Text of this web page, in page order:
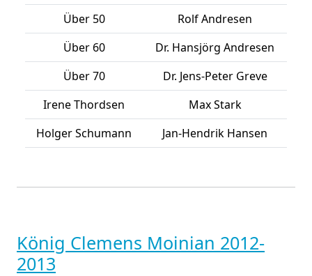
Über 50
Rolf Andresen
Über 60
Dr. Hansjörg Andresen
Über 70
Dr. Jens-Peter Greve
Irene Thordsen
Max Stark
Holger Schumann
Jan-Hendrik Hansen
König Clemens Moinian 2012-
2013